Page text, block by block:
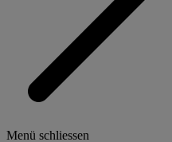
Menü schliessen